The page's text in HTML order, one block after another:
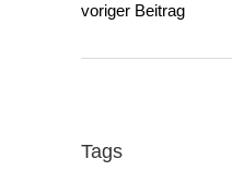
voriger Beitrag
Tags